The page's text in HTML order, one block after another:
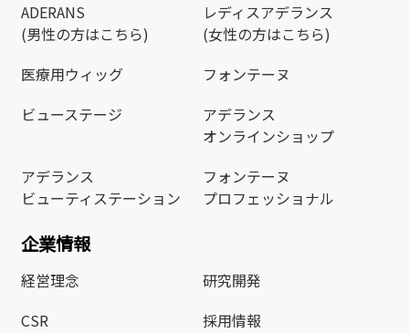
ADERANS
(男性の方はこちら)
レディスアデランス
(女性の方はこちら)
医療用ウィッグ
フォンテーヌ
ビューステージ
アデランス
オンラインショップ
アデランス
ビューティステーション
フォンテーヌ
プロフェッショナル
企業情報
経営理念
研究開発
CSR
採用情報